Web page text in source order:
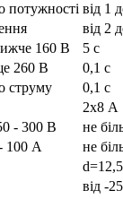
потужності від 1
від 2
160 В
5 с
260 В
0,1 с
струму
0,1 с
2х8 А
- 300 В
не
100 А
не
від -